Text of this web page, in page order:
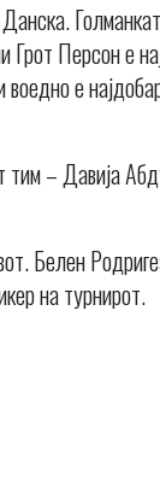
Грот Персон е
воедно е
– Давија
Белен
на турнирот.